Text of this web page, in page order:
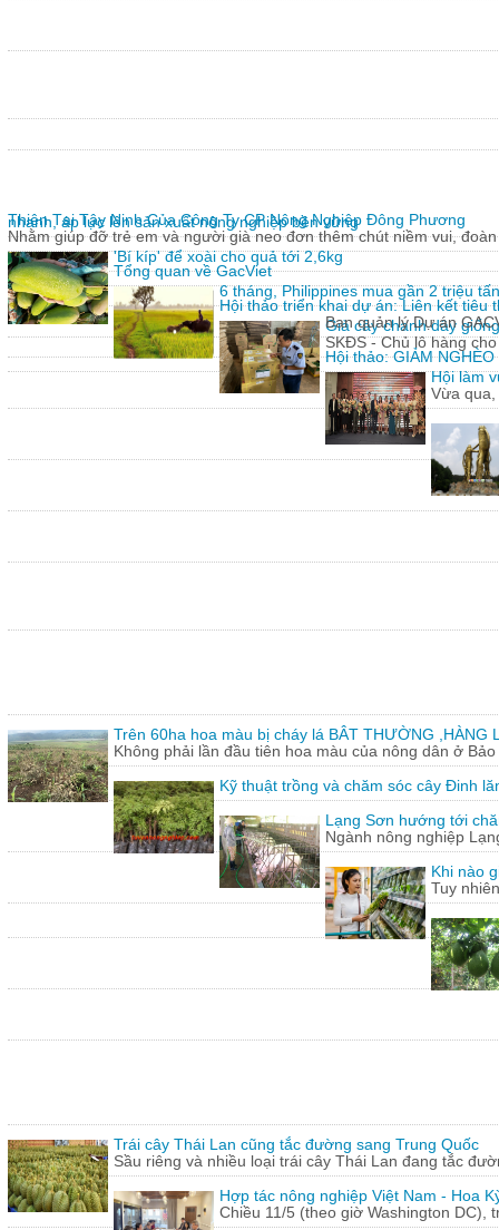
nhanh, áp lực lên sản xuất nông nghiệp bền vững
'Bí kíp' để xoài cho quả tới 2,6kg
6 tháng, Philippines mua gần 2 triệu
Giả cây chanh dây
SKĐS - Chủ lô hàng
Hội làm
Vừa qua,
Trên 60ha hoa màu bị cháy lá BÂT THƯỜNG
Không phải lần đầu tiên hoa màu của nông dân ở
Kỹ thuật trồng và chăm sóc cây Đinh
Lạng Sơn hướng tới
Ngành nông nghiệp
Khi nào
Tuy
Trái cây Thái Lan cũng tắc đường sang Trung Quốc
Sầu riêng và nhiều loại trái cây Thái Lan đang tắc
Hợp tác nông nghiệp Việt Nam - Hoa
Chiều 11/5 (theo giờ Washington DC),
Thiện Tại Tây Ninh Của Công Ty CP Nông Nghiệp Đông Phương
Nhằm giúp đỡ trẻ em và người già neo đơn thêm chút niềm vui,
Tổng quan về GacViet
Hội thảo triển khai dự án: Liên kết tiêu
Ban quản lý Dự án
Hội thảo: GIẢM